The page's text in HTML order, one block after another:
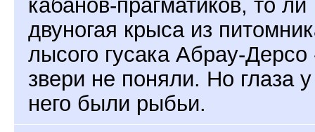
кабанов-прагматиков, то ли
двуногая крыса из
лысого гусака Абрау-Дерсо
звери не поняли. Но глаза у
него были рыбьи.